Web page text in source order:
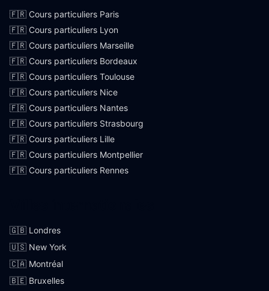
🇫🇷 Cours particuliers Paris
🇫🇷 Cours particuliers Lyon
🇫🇷 Cours particuliers Marseille
🇫🇷 Cours particuliers Bordeaux
🇫🇷 Cours particuliers Toulouse
🇫🇷 Cours particuliers Nice
🇫🇷 Cours particuliers Nantes
🇫🇷 Cours particuliers Strasbourg
🇫🇷 Cours particuliers Lille
🇫🇷 Cours particuliers Montpellier
🇫🇷 Cours particuliers Rennes
🇬🇧 Londres
🇺🇸 New York
🇨🇦 Montréal
🇧🇪 Bruxelles